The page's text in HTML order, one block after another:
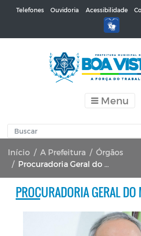
Telefones Ouvidoria Acessibilidade
Menu
Início A Prefeitura
Órgãos
Procuradoria Geral do Município
PROCURADORIA GERAL